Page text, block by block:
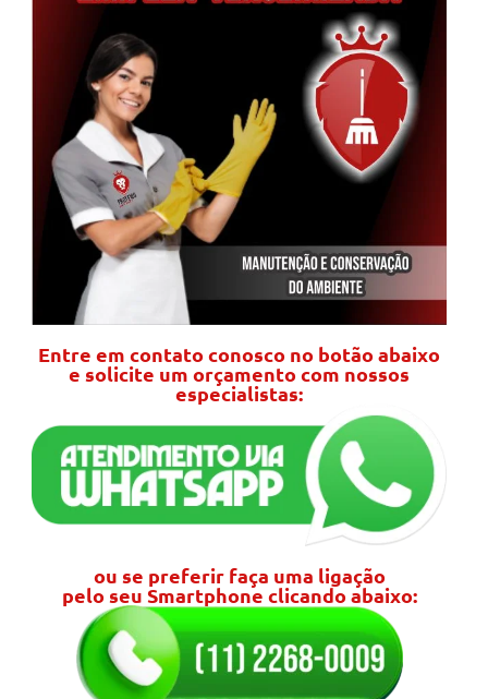
Entre em contato conosco no botão abaixo
e solicite um orçamento com nossos
especialistas:
ou se preferir faça uma ligação
pelo seu Smartphone clicando abaixo: